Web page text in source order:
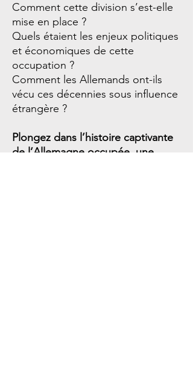
Comment cette division s’est-elle
mise en place ?
Quels étaient les enjeux politiques
et économiques de cette
occupation ?
Comment les Allemands ont-ils
vécu ces décennies sous influence
étrangère ?
Plongez dans l’histoire captivante
de l’Allemagne occupée, une